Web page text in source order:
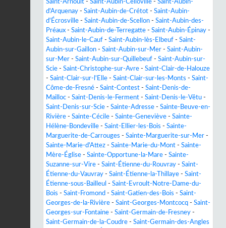
Saint-Arnoult - Saint-Aubin-Celloville - Saint-Aubin-
d'Arquenay - Saint-Aubin-de-Crétot - Saint-Aubin-
d'Écrosville - Saint-Aubin-de-Scellon - Saint-Aubin-des-
Préaux - Saint-Aubin-de-Terregatte - Saint-Aubin-Épinay -
Saint-Aubin-le-Cauf - Saint-Aubin-lès-Elbeuf - Saint-
Aubin-sur-Gaillon - Saint-Aubin-sur-Mer - Saint-Aubin-
sur-Mer - Saint-Aubin-sur-Quillebeuf - Saint-Aubin-sur-
Scie - Saint-Christophe-sur-Avre - Saint-Clair-de-Halouze
- Saint-Clair-sur-l'Elle - Saint-Clair-sur-les-Monts - Saint-
Côme-de-Fresné - Saint-Contest - Saint-Denis-de-
Mailloc - Saint-Denis-le-Ferment - Saint-Denis-le-Vêtu -
Saint-Denis-sur-Scie - Sainte-Adresse - Sainte-Beuve-en-
Rivière - Sainte-Cécile - Sainte-Geneviève - Sainte-
Hélène-Bondeville - Saint-Ellier-les-Bois - Sainte-
Marguerite-de-Carrouges - Sainte-Marguerite-sur-Mer -
Sainte-Marie-d'Attez - Sainte-Marie-du-Mont - Sainte-
Mère-Église - Sainte-Opportune-la-Mare - Sainte-
Suzanne-sur-Vire - Saint-Étienne-du-Rouvray - Saint-
Étienne-du-Vauvray - Saint-Étienne-la-Thillaye - Saint-
Étienne-sous-Bailleul - Saint-Evroult-Notre-Dame-du-
Bois - Saint-Fromond - Saint-Gatien-des-Bois - Saint-
Georges-de-la-Rivière - Saint-Georges-Montcocq - Saint-
Georges-sur-Fontaine - Saint-Germain-de-Fresney -
Saint-Germain-de-la-Coudre - Saint-Germain-des-Angles